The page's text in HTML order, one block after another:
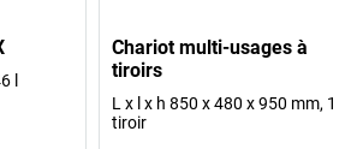
l
Chariot multi-usages à
tiroirs
L x l x h 850 x 480 x 950 mm, 1
tiroir